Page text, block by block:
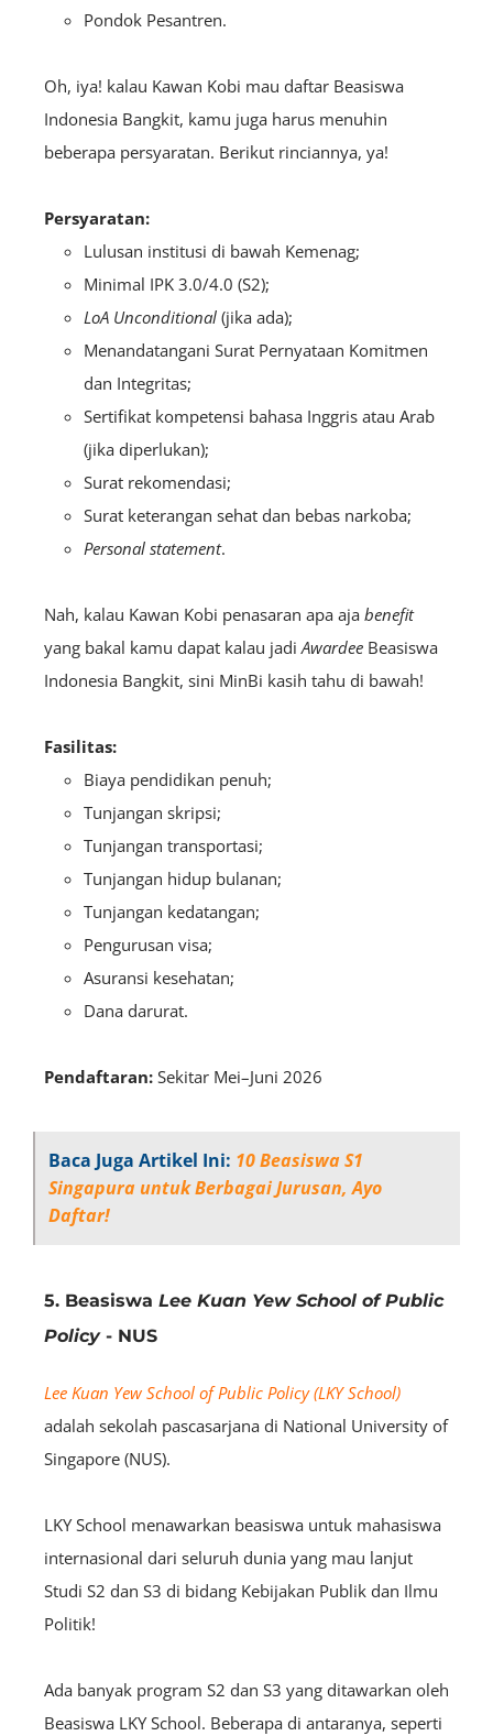
Pondok Pesantren.
Oh, iya! kalau Kawan Kobi mau daftar Beasiswa
Indonesia Bangkit, kamu juga harus menuhin
beberapa persyaratan. Berikut rinciannya, ya!
Persyaratan:
Lulusan institusi di bawah Kemenag;
Minimal IPK 3.0/4.0 (S2);
LoA Unconditional (jika ada);
Menandatangani Surat Pernyataan Komitmen
dan Integritas;
Sertifikat kompetensi bahasa Inggris atau Arab
(jika diperlukan);
Surat rekomendasi;
Surat keterangan sehat dan bebas narkoba;
Personal statement.
Nah, kalau Kawan Kobi penasaran apa aja benefit
yang bakal kamu dapat kalau jadiAwardee Beasiswa
Indonesia Bangkit, sini MinBi kasih tahu di bawah!
Fasilitas:
Biaya pendidikan penuh;
Tunjangan skripsi;
Tunjangan transportasi;
Tunjangan hidup bulanan;
Tunjangan kedatangan;
Pengurusan visa;
Asuransi kesehatan;
Dana darurat.
Pendaftaran: Sekitar Mei–Juni 2026
Baca Juga Artikel Ini: 10 Beasiswa S1
Singapura untuk Berbagai Jurusan, Ayo
Daftar!
5. Beasiswa Lee Kuan Yew School of Public
Policy- NUS
Lee Kuan Yew School of Public Policy (LKY School)
adalah sekolah pascasarjana di National University of
Singapore (NUS).
LKY School menawarkan beasiswa untuk mahasiswa
internasional dari seluruh dunia yang mau lanjut
Studi S2 dan S3 di bidang Kebijakan Publik dan Ilmu
Politik!
Ada banyak program S2 dan S3 yang ditawarkan oleh
Beasiswa LKY School. Beberapa di antaranya, seperti